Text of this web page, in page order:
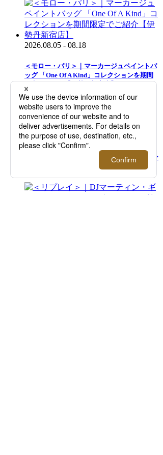
2026.08.05 - 08.18
＜モロー・パリ＞｜マーカージュペイントバ
ッグ 「One Of A Kind」コレクションを期間
限定でご紹介【伊勢丹新宿店】
2026.08.05 - 08.18
＜ジョン スメドレー＞サマープロモーション
を開催！【伊勢丹新宿店】